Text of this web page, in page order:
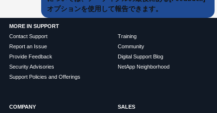
オプションを使用して報告できます。
MORE IN SUPPORT
Contact Support
Report an Issue
Provide Feedback
Security Advisories
Support Policies and Offerings
Training
Community
Digital Support Blog
NetApp Neighborhood
COMPANY
SALES